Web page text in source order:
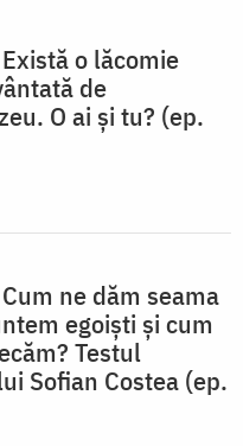
o lăcomie
de
O ai și tu? (ep.
ne dăm seama
egoiști și cum
Testul
Sofian Costea (ep.